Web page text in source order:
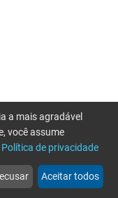
web
Notícias
more_horiz
Mais
a mais agradável
você assume
de privacidade
Aceitar todos
novamente